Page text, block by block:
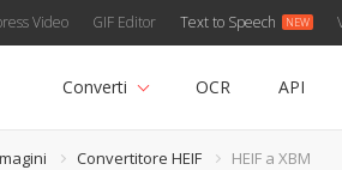
Video GIF Editor Text to Speech
Converti OCR API
Convertitore HEIF HEIF a XBM